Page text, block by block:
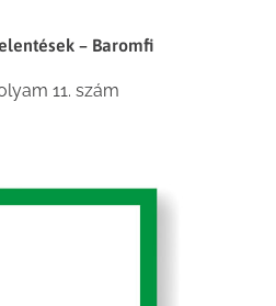
– Baromfi
11. szám